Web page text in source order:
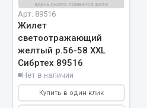
Весь раздел
Автомобильная
Автолампы
Арт. 89516
Жилет
светоотражающий
желтый р.56-58 XXL
Сибртех 89516
Нет в наличии
Купить в один клик